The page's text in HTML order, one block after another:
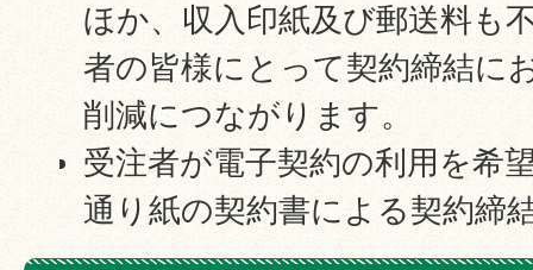
ほか、収入印紙及び郵送料も
者の皆様にとって契約締結に
削減につながります。
受注者が電子契約の利用を希
通り紙の契約書による契約締